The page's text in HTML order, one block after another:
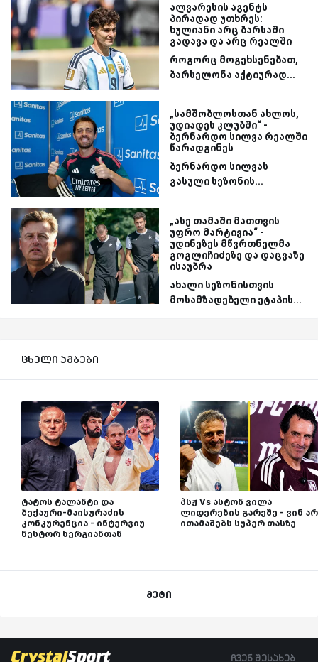
ალვარესის აგენტს
პირადად უთხრეს:
ხულიანი არც ბარსაში
გადავა და არც რეალში
როგორც მოგეხსენებათ,
ბარსელონა აქტიურად...
„სამშობლოსთან ახლოს,
უდიადეს კლუბში“ -
ბერნარდო სილვა რეალში
წარადგინეს
ბერნარდო სილვას
გასული სეზონის...
„ასე თამაში მათთვის
უფრო მარტივია“ -
უდინეზეს მწვრთნელმა
გოგლიჩიძეზე და დაცვაზე
ისაუბრა
ახალი სეზონისთვის
მოსამზადებელი ეტაპის...
ცხელი ამბები
ტატოს ტალანტი და
ბექაური-მაისურაძის
კონკურენცია - ინტერვიუ
ნესტორ ხერგიანთან
პსჟ Vs ასტონ ვილა
ლიდერების გარეშე - ვინ არ
ითამაშებს სუპერ თასზე
მეტი
ჩვენ შესახებ